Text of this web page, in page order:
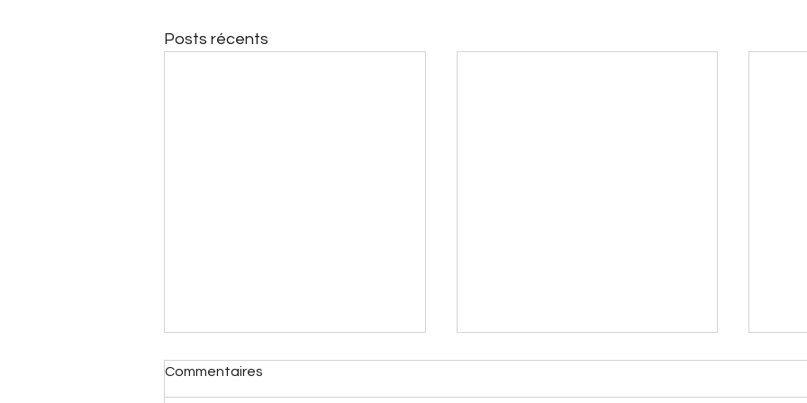
Posts récents
Commentaires